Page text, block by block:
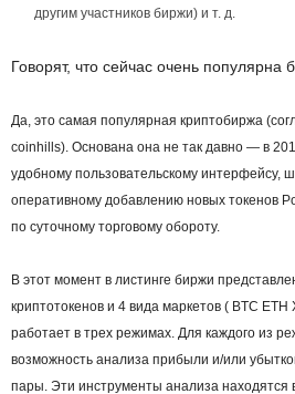
другим участников биржи) и т. д.
Говорят, что сейчас очень популярна
Да, это самая популярная криптобиржа
coinhills). Основана она не так давно — в
удобному пользовательскому интерфейсу,
оперативному добавлению новых токенов
по суточному торговому обороту.
В этот момент в листинге биржи
криптотокенов и 4 вида маркетов ( BTC
работает в трех режимах. Для каждого из
возможность анализа прибыли и/или
пары. Эти инструменты анализа находятся